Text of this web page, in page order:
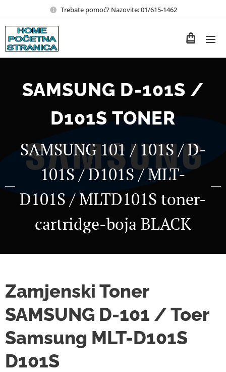
Trebate pomoć? Nazovite: 01/615-1462
SAMSUNG D-101S /
D101S TONER
SAMSUNG 101 / 101S / D-
101S / D101S / MLT-
D101S / MLTD101S toner-
cartridge-boja BLACK
Zamjenski Toner
SAMSUNG D-101 / Toer
Samsung MLT-D101S
D101S